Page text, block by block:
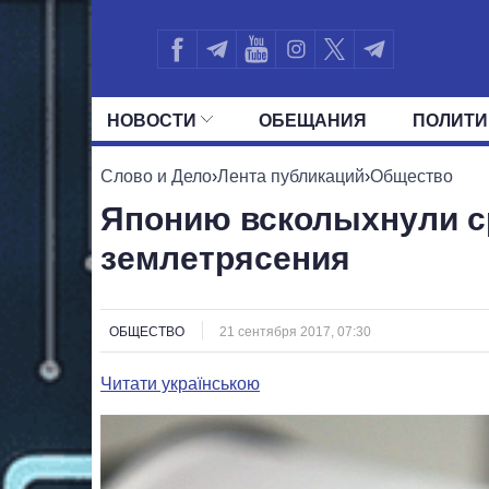
НОВОСТИ ОБЕЩАНИЯ
ВСЕ ПОЛИТИКИ ПРЕЗИДЕНТ И
Слово и Дело›Лента публикаций›Общество
Японию всколыхнули
землетрясения
ОБЩЕСТВО 21 сентября 2017, 07:30
Читати українською